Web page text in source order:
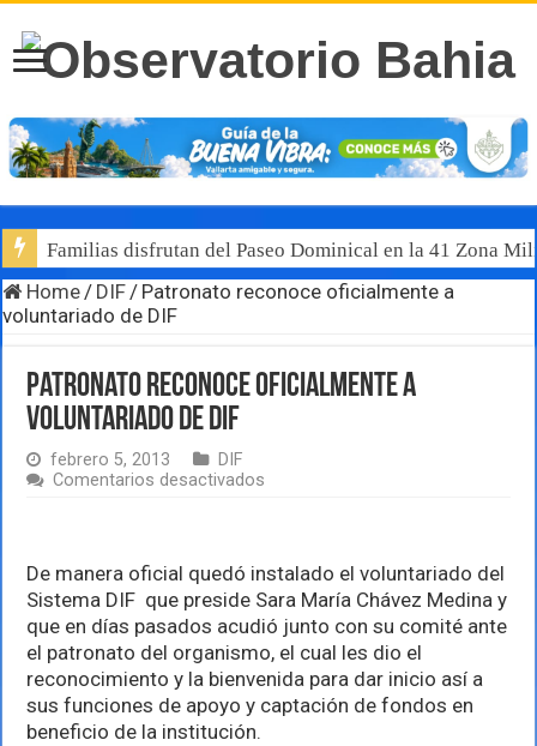
Familias disfrutan del Paseo Dominical en la 41 Zona
Home / DIF / Patronato reconoce oficialmente a
voluntariado de DIF
Patronato reconoce oficialmente a
voluntariado de DIF
febrero 5, 2013
DIF
Comentarios desactivados
voluntariado
de
DIF
De manera oficial quedó instalado el voluntariado del
Sistema DIF que preside Sara María Chávez Medina y
que en días pasados acudió junto con su comité ante
el patronato del organismo, el cual les dio el
reconocimiento y la bienvenida para dar inicio así a
sus funciones de apoyo y captación de fondos en
beneficio de la institución.